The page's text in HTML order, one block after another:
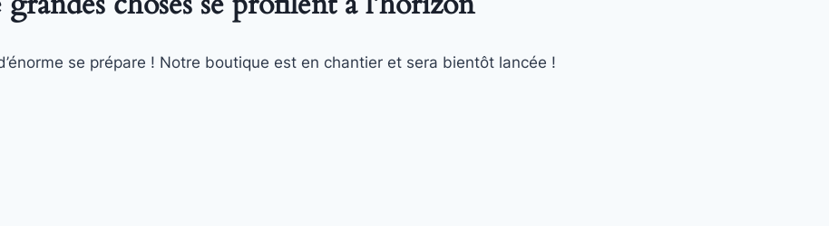
se prépare ! Notre boutique est en chantier et sera bientôt lancée !